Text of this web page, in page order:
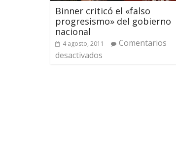
Binner criticó el «falso
progresismo» del gobierno
nacional
4 agosto, 2011
Comentarios
desactivados